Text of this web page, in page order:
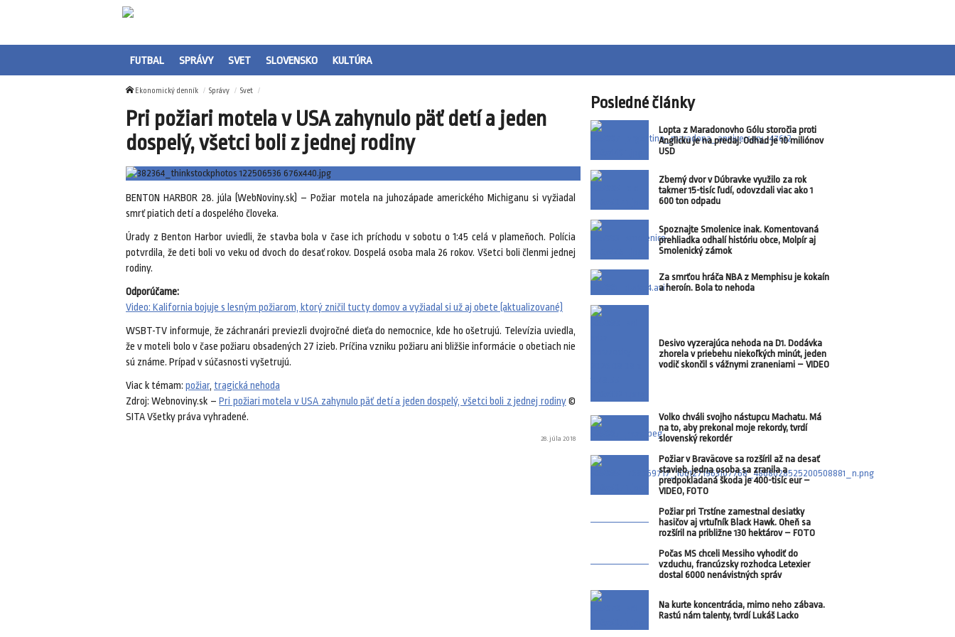
FUTBAL SPRÁVY SVET SLOVENSKO KULTÚRA
Ekonomický denník Správy Svet
Pri požiari motela v USA zahynulo päť detí a jeden
dospelý, všetci boli z jednej rodiny
BENTON HARBOR 28. júla (WebNoviny.sk) – Požiar motela na juhozápade amerického Michiganu si vyžiadal
smrť piatich detí a dospelého človeka.
Úrady z Benton Harbor uviedli, že stavba bola v čase ich príchodu v sobotu o 1:45 celá v plameňoch. Polícia
potvrdila, že deti boli vo veku od dvoch do desať rokov. Dospelá osoba mala 26 rokov. Všetci boli členmi jednej
rodiny.
Odporúčame:
Video: Kalifornia bojuje s lesným požiarom, ktorý zničil tucty domov a vyžiadal si už aj obete (aktualizované)
WSBT-TV informuje, že záchranári previezli dvojročné dieťa do nemocnice, kde ho ošetrujú. Televízia uviedla,
že v moteli bolo v čase požiaru obsadených 27 izieb. Príčina vzniku požiaru ani bližšie informácie o obetiach nie
sú známe. Prípad v súčasnosti vyšetrujú.
Viac k témam: požiar, tragická nehoda
Zdroj: Webnoviny.sk –Pri požiari motela v USA zahynulo päť detí a jeden dospelý, všetci boli z jednej rodiny©
SITA Všetky práva vyhradené.
28. júla 2018
Posledné články
Lopta z Maradonovho Gólu storočia proti
Anglicku je na predaj. Odhad je 10 miliónov
USD
Zberný dvor v Dúbravke využilo za rok
takmer 15-tisíc ľudí, odovzdali viac ako 1
600 ton odpadu
Spoznajte Smolenice inak. Komentovaná
prehliadka odhalí históriu obce, Molpír aj
Smolenický zámok
Za smrťou hráča NBA z Memphisu je kokaín
a heroín. Bola to nehoda
Desivo vyzerajúca nehoda na D1. Dodávka
zhorela v priebehu niekoľkých minút, jeden
vodič skončil s vážnymi zraneniami – VIDEO
Volko chváli svojho nástupcu Machatu. Má
na to, aby prekonal moje rekordy, tvrdí
slovenský rekordér
Požiar v Braväcove sa rozšíril až na desať
stavieb, jedna osoba sa zranila a
predpokladaná škoda je 400-tisíc eur –
VIDEO, FOTO
Požiar pri Trstíne zamestnal desiatky
hasičov aj vrtuľník Black Hawk. Oheň sa
rozšíril na približne 130 hektárov – FOTO
Počas MS chceli Messiho vyhodiť do
vzduchu, francúzsky rozhodca Letexier
dostal 6000 nenávistných správ
Na kurte koncentrácia, mimo neho zábava.
Rastú nám talenty, tvrdí Lukáš Lacko